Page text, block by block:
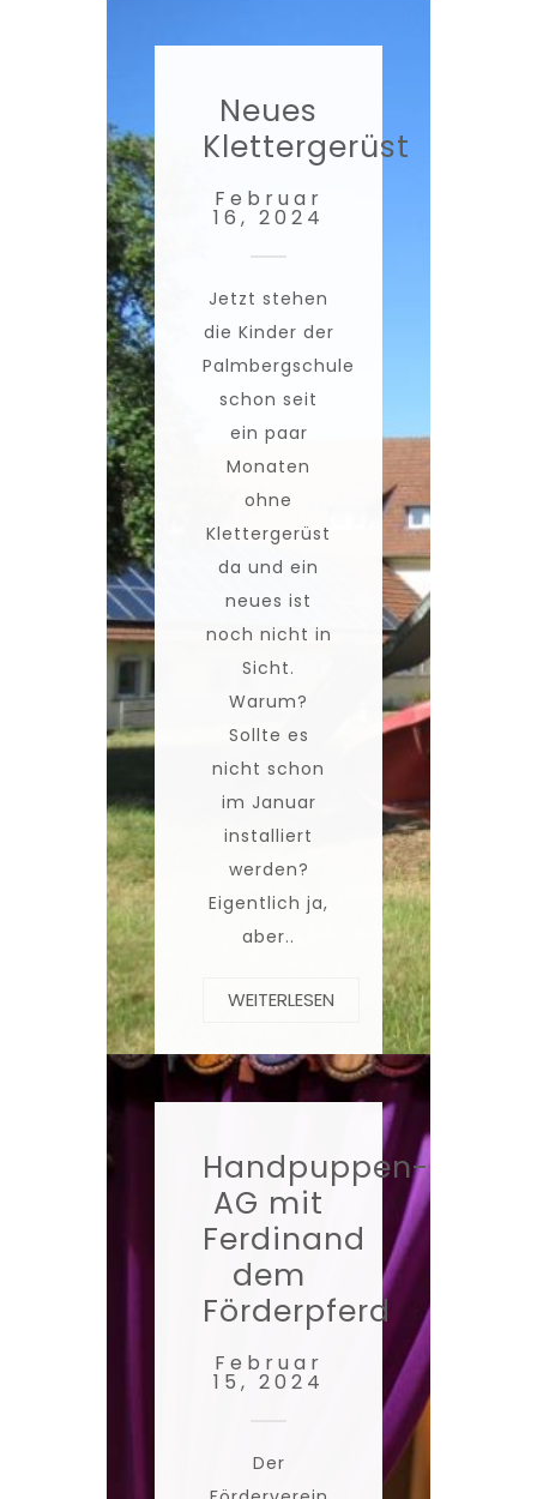
Neues
Klettergerüst
Februar
16, 2024
Jetzt stehen
die Kinder der
Palmbergschule
schon seit
ein paar
Monaten
ohne
Klettergerüst
da und ein
neues ist
noch nicht in
Sicht.
Warum?
Sollte es
nicht schon
im Januar
installiert
werden?
Eigentlich ja,
aber..
WEITERLESEN
Handpuppen-
AG mit
Ferdinand
dem
Förderpferd
Februar
15, 2024
Der